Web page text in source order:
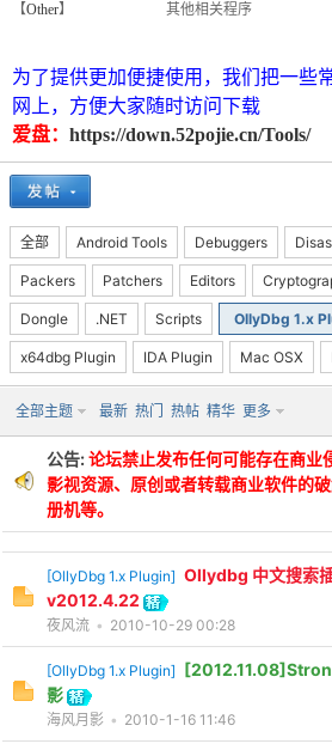
解
-
【Other】 其他相关程序
为了提供更加便捷使用，我们把一些
网上，方便大家随时访问下载
爱盘： https://down.52pojie.cn/Tools/
全部 Android Tools Debuggers
Packers Patchers Editors
Dongle .NET Scripts OllyDbg 1.x
x64dbg Plugin IDA Plugin Mac OSX
全部主题 最新 热门 热帖 精华 更多
公告:论坛禁止发布任何可能存在商业
影视资源、原创或者转载商业软件的
册机等。
[OllyDbg 1.x Plugin] Ollydbg 中文搜索
v2012.4.22
夜风流 • 2010-10-29 00:28
[OllyDbg 1.x Plugin]
影
海风月影 • 2010-1-16 11:46